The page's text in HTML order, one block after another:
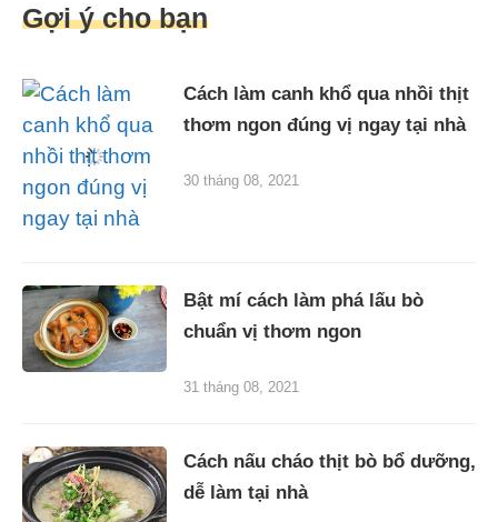
Gợi ý cho bạn
Cách làm canh khổ qua nhồi thịt
thơm ngon đúng vị ngay tại nhà
30 tháng 08, 2021
Bật mí cách làm phá lấu bò
chuẩn vị thơm ngon
31 tháng 08, 2021
Cách nấu cháo thịt bò bổ dưỡng,
dễ làm tại nhà